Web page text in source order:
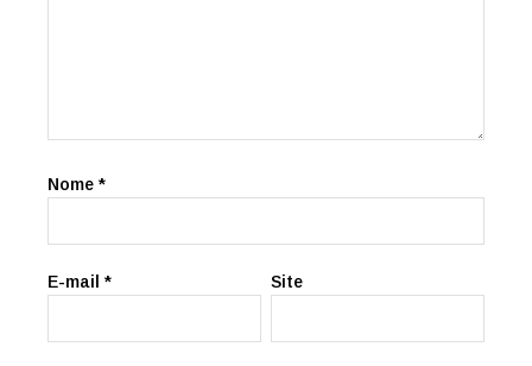
Nome *
E-mail * Site